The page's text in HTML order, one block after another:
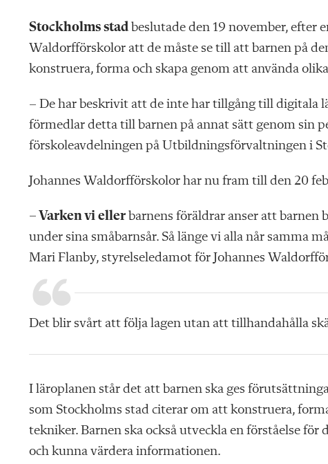
Stockholms stad beslutade den 19 november, efter
Waldorf­förskolor att de måste se till att barnen på
konstruera, forma och skapa genom att använda
– De har beskrivit att de inte har tillgång till digitala
förmedlar detta till barnen på annat sätt genom sin
förskoleavdelningen på Utbild­ningsförvaltningen i
Johannes Waldorfförskolor har nu fram till den 20
– Varken vi eller barnens föräldrar anser att barnen
under sina småbarnsår. Så länge vi alla når samma
Mari Flanby, styrelseledamot för Johannes
Det blir svårt att följa lagen utan att tillhandahålla
I läroplanen står det att barnen ska ges
som Stockholms stad citerar om att konstruera,
tekniker. Barnen ska också utveckla en förståelse
och kunna värdera informationen.